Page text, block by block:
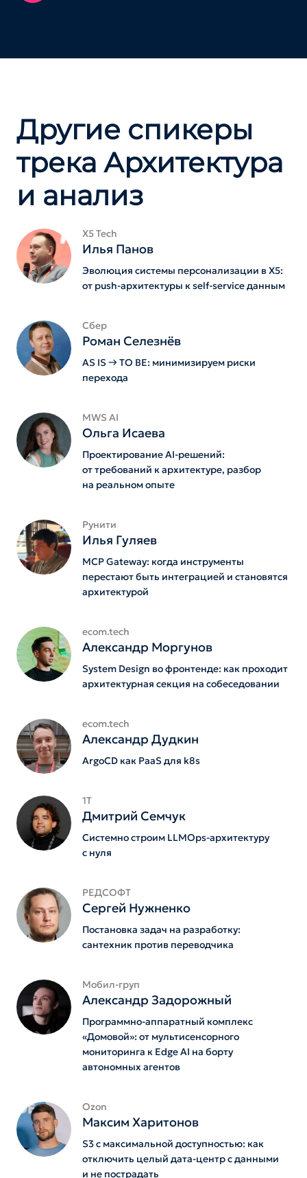
Другие спикеры
трека Архитектура
и анализ
X5 Tech
Илья Панов
Эволюция системы персонализации в X5:
от push-архитектуры к self-service данным
Сбер
Роман Селезнёв
AS IS → TO BE: минимизируем риски
перехода
MWS AI
Ольга Исаева
Проектирование AI-решений:
от требований к архитектуре, разбор
на реальном опыте
Рунити
Илья Гуляев
MCP Gateway: когда инструменты
перестают быть интеграцией и становятся
архитектурой
ecom.tech
Александр Моргунов
System Design во фронтенде: как проходит
архитектурная секция на собеседовании
ecom.tech
Александр Дудкин
ArgoCD как PaaS для k8s
1Т
Дмитрий Семчук
Системно строим LLMOps-архитектуру
с нуля
РЕДСОФТ
Сергей Нужненко
Постановка задач на разработку:
сантехник против переводчика
Мобил-груп
Александр Задорожный
Программно-аппаратный комплекс
«Домовой»: от мультисенсорного
мониторинга к Edge AI на борту
автономных агентов
Ozon
Максим Харитонов
S3 с максимальной доступностью: как
отключить целый дата-центр с данными
и не пострадать